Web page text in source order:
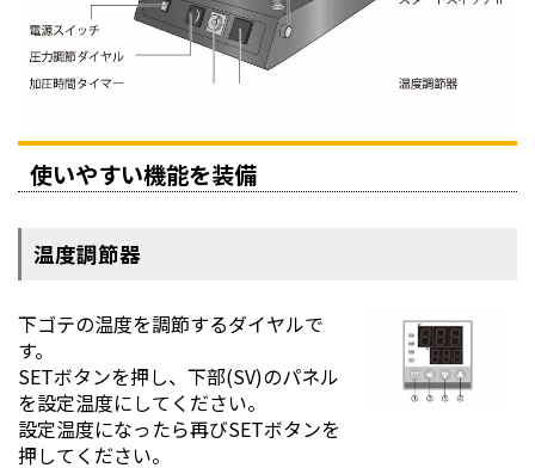
使いやすい機能を装備
温度調節器
下ゴテの温度を調節するダイヤルで
す。
SETボタンを押し、下部(SV)のパネル
を設定温度にしてください。
設定温度になったら再びSETボタンを
押してください。